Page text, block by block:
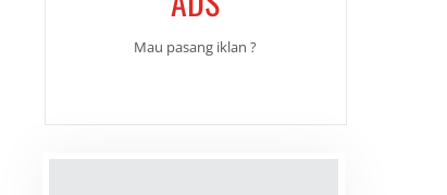
Mau pasang iklan ?